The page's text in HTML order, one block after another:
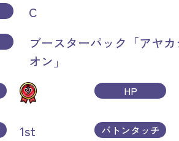
C
ブースターパック「アヤ
オン」
HP
1st バトンタッチ